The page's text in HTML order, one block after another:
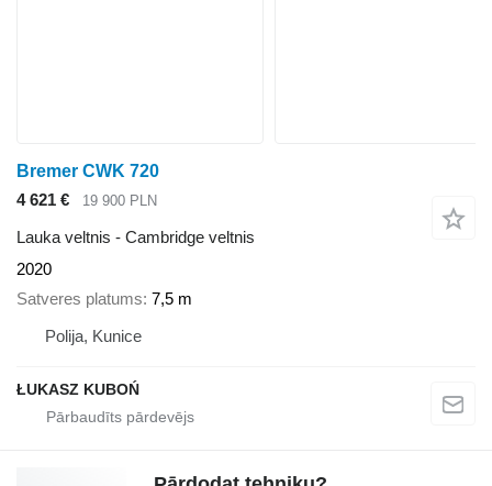
Bremer CWK 720
4 621 €
19 900 PLN
Lauka veltnis - Cambridge veltnis
2020
Satveres platums 7,5 m
Polija, Kunice
ŁUKASZ KUBOŃ